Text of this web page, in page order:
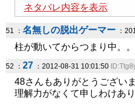
ネタバレ内容を表示
51 ： 名無しの脱出ゲーマー ：
柱が動いてからつまり中。。
52 ： 27 ：2012-08-31 10:01:50
48さんもありがとうございま
理解力がなくて申しわけあ